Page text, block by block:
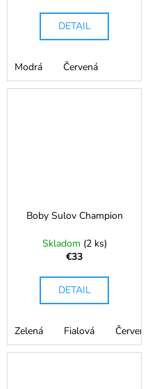
DETAIL
Modrá Červená
Boby Sulov Champion
Skladom (2 ks)
€33
DETAIL
Zelená Fialová Červená